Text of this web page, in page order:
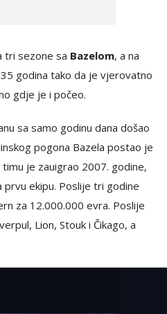
tri sezone sa Bazelom, a na
godina tako da je vjerovatno
gdje je i počeo.
sa samo godinu dana došao
pogona Bazela postao je
je zauigrao 2007. godine,
ekipu. Poslije tri godine
za 12.000.000 evra. Poslije
Lion, Stouk i Čikago, a